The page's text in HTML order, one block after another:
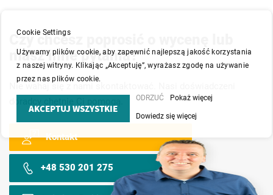
Czy chcesz poprosić o wycenę lub
masz inne pytania?
Nie wahaj się z nami skontaktować. Nasi doświadczeni
Kontakt
+48 530 201 275
Cookie Settings
Używamy plików cookie, aby zapewnić najlepszą jakość korzystania
z naszej witryny. Klikając „Akceptuję”, wyrażasz zgodę na używanie
przez nas plików cookie.
AKCEPTUJ WSZYSTKIE
ODRZUĆ Pokaż więcej
Dowiedz się więcej